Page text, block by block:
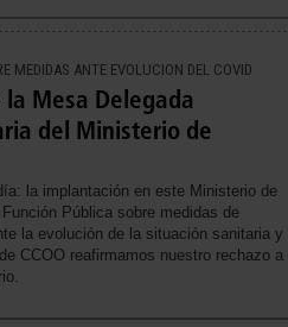
MEDIDAS ANTE EVOLUCION DEL COVID
la Mesa Delegada
del Ministerio de
la implantación en este Ministerio de
Función Pública sobre medidas de
la evolución de la situación sanitaria y
CCOO reafirmamos nuestro rechazo a